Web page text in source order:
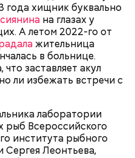
года хищник буквально
на глазах у
А летом 2022-го от
жительница
в больнице.
заставляет акул
ли избежать встречи с
лаборатории
рыб Всероссийского
института рыбного
Сергея Леонтьева,
отметил, что еще
походах даже мечтать
это вполне
и часам нужно
все эти оценки